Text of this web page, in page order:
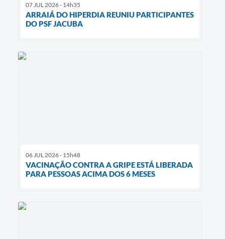
07 JUL 2026 - 14h35
ARRAIÁ DO HIPERDIA REUNIU PARTICIPANTES
DO PSF JACUBA
06 JUL 2026 - 15h48
VACINAÇÃO CONTRA A GRIPE ESTÁ LIBERADA
PARA PESSOAS ACIMA DOS 6 MESES